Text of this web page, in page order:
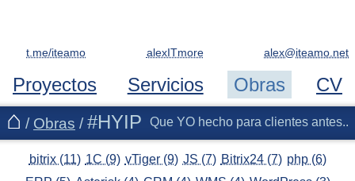
Proyectos Servicios Obras CV
t.me/iteamo alexITmore
/ Obras / #HYIP Que YO hecho para clientes antes..
bitrix (11) 1C (9) vTiger (9) JS (7) Bitrix24 (7) php (6)